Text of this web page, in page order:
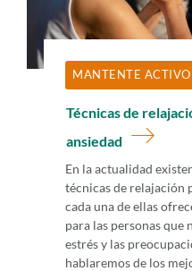
MANTENTE ACTIVO
Técnicas de
ansiedad
En la actualidad
técnicas de relajación
cada una de ellas
para las personas que
estrés y las
hablaremos de los